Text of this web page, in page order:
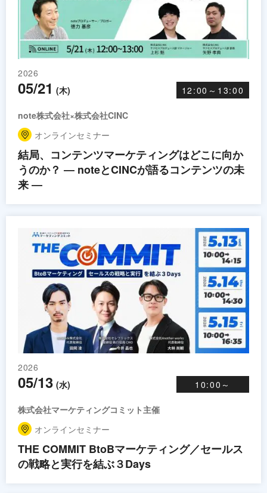
2026
05/21 (木) 12:00～13:00
note株式会社×株式会社CINC
オンラインセミナー
結局、コンテンツマーケティングはどこに向か
うのか？ ― noteとCINCが語るコンテンツの未
来 ―
2026
05/13 (水) 10:00～
株式会社マーケティングコミット主催
オンラインセミナー
THE COMMIT BtoBマーケティング／セールス
の戦略と実行を結ぶ３Days